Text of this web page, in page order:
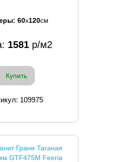
60x120см
1581 р/м2
Купить
109975
Грани Таганая
GTF475М Feeria